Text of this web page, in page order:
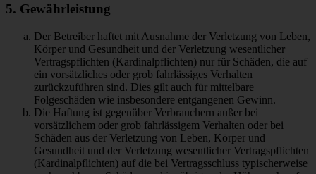
5. Gewährleistung
Der Betreiber haftet mit Ausnahme der Verletzung von Leben,
Körper und Gesundheit und der Verletzung wesentlicher
Vertragspflichten (Kardinalpflichten) nur für Schäden, die auf
ein vorsätzliches oder grob fahrlässiges Verhalten
zurückzuführen sind. Dies gilt auch für mittelbare
Folgeschäden wie insbesondere entgangenen Gewinn.
Die Haftung ist gegenüber Verbrauchern außer bei
vorsätzlichem oder grob fahrlässigem Verhalten oder bei
Schäden aus der Verletzung von Leben, Körper und
Gesundheit und der Verletzung wesentlicher Vertragspflichten
(Kardinalpflichten) auf die bei Vertragsschluss typischerweise